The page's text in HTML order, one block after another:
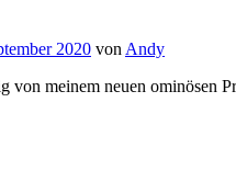
2020 von Andy
von meinem neuen ominösen